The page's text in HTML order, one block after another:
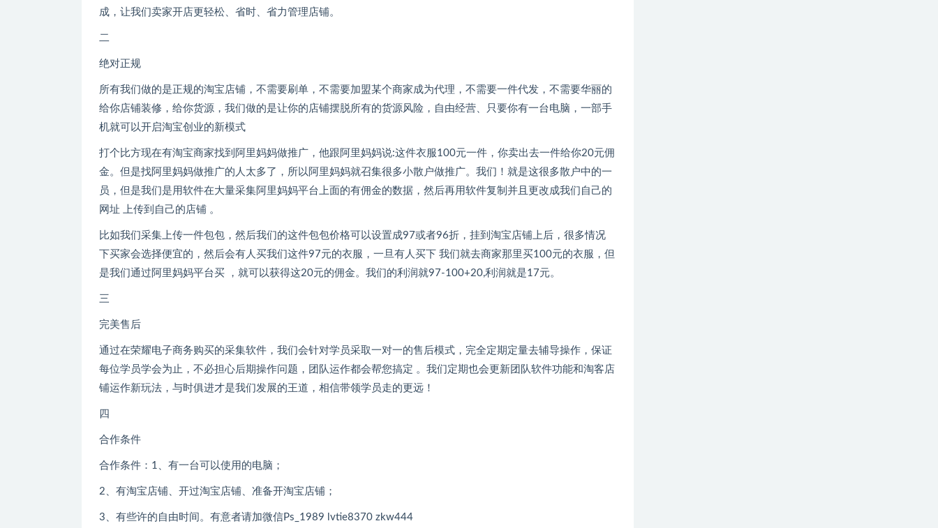
成，让我们卖家开店更轻松、省时、省力管理店铺。
二
绝对正规
所有我们做的是正规的淘宝店铺，不需要刷单，不需要加盟某个商家成为代理，不需要一件代发，不需要华丽的
给你店铺装修，给你货源，我们做的是让你的店铺摆脱所有的货源风险，自由经营、只要你有一台电脑，一部手
机就可以开启淘宝创业的新模式
打个比方现在有淘宝商家找到阿里妈妈做推广，他跟阿里妈妈说:这件衣服100元一件，你卖出去一件给你20元佣
金。但是找阿里妈妈做推广的人太多了，所以阿里妈妈就召集很多小散户做推广。我们！就是这很多散户中的一
员，但是我们是用软件在大量采集阿里妈妈平台上面的有佣金的数据，然后再用软件复制并且更改成我们自己的
网址 上传到自己的店铺 。
比如我们采集上传一件包包，然后我们的这件包包价格可以设置成97或者96折，挂到淘宝店铺上后，很多情况
下买家会选择便宜的，然后会有人买我们这件97元的衣服，一旦有人买下 我们就去商家那里买100元的衣服，但
是我们通过阿里妈妈平台买 ，就可以获得这20元的佣金。我们的利润就97-100+20,利润就是17元。
三
完美售后
通过在荣耀电子商务购买的采集软件，我们会针对学员采取一对一的售后模式，完全定期定量去辅导操作，保证
每位学员学会为止，不必担心后期操作问题，团队运作都会帮您搞定 。我们定期也会更新团队软件功能和淘客店
铺运作新玩法，与时俱进才是我们发展的王道，相信带领学员走的更远！
四
合作条件
合作条件：1、有一台可以使用的电脑；
2、有淘宝店铺、开过淘宝店铺、准备开淘宝店铺；
3、有些许的自由时间。有意者请加微信Ps_1989 lvtie8370 zkw444